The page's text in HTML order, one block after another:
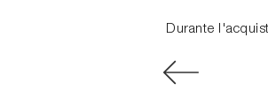
Durante